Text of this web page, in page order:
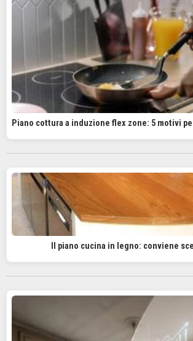
Piano cottura a induzione flex zone: 5 motivi
Il piano cucina in legno: conviene